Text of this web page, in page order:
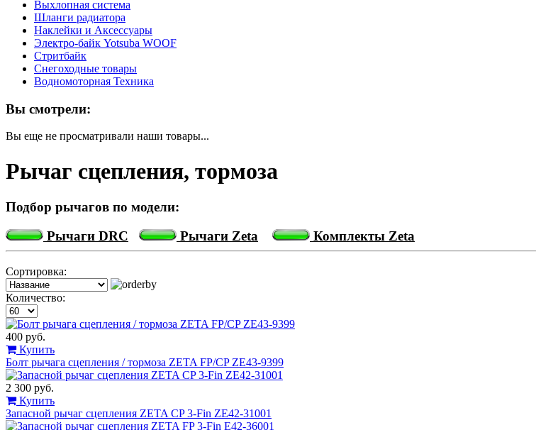
Выхлопная система
Шланги радиатора
Наклейки и Аксессуары
Электро-байк Yotsuba WOOF
Стритбайк
Снегоходные товары
Водномоторная Техника
Вы смотрели:
Вы еще не просматривали наши товары...
Рычаг сцепления, тормоза
Подбор рычагов по модели:
Рычаги DRC
Рычаги Zeta Комплекты Zeta
Сортировка:
Количество:
400 руб.
Купить
Болт рычага сцепления / тормоза ZETA FP/CP ZE43-9399
2 300 руб.
Купить
Запасной рычаг сцепления ZETA CP 3-Fin ZE42-31001